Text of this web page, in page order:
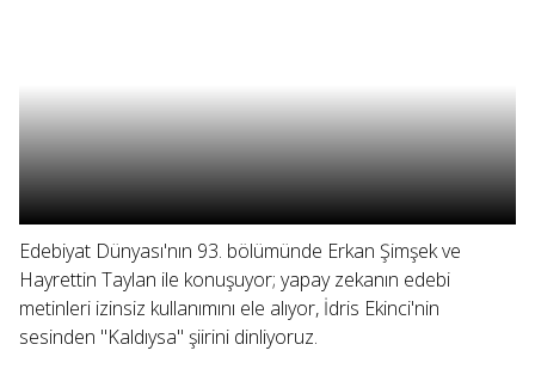
Edebiyat Dünyası'nın 93. bölümünde Erkan Şimşek ve
Hayrettin Taylan ile konuşuyor; yapay zekanın edebi
metinleri izinsiz kullanımını ele alıyor, İdris Ekinci'nin
sesinden "Kaldıysa" şiirini dinliyoruz.